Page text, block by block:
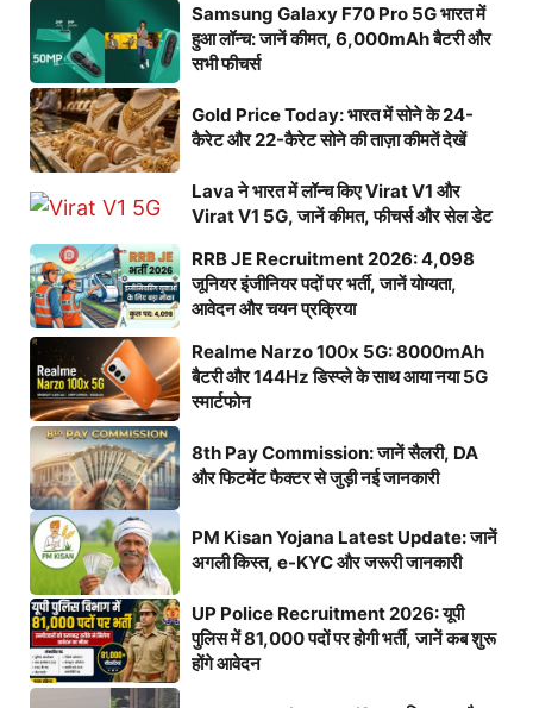
Samsung Galaxy F70 Pro 5G भारत में
हुआ लॉन्च: जानें कीमत, 6,000mAh बैटरी और
सभी फीचर्स
Gold Price Today: भारत में सोने के 24-
कैरेट और 22-कैरेट सोने की ताज़ा कीमतें देखें
Lava ने भारत में लॉन्च किए Virat V1 और
Virat V1 5G, जानें कीमत, फीचर्स और सेल डेट
RRB JE Recruitment 2026: 4,098
जूनियर इंजीनियर पदों पर भर्ती, जानें योग्यता,
आवेदन और चयन प्रक्रिया
Realme Narzo 100x 5G: 8000mAh
बैटरी और 144Hz डिस्प्ले के साथ आया नया 5G
स्मार्टफोन
8th Pay Commission: जानें सैलरी, DA
और फिटमेंट फैक्टर से जुड़ी नई जानकारी
PM Kisan Yojana Latest Update: जानें
अगली किस्त, e-KYC और जरूरी जानकारी
UP Police Recruitment 2026: यूपी
पुलिस में 81,000 पदों पर होगी भर्ती, जानें कब शुरू
होंगे आवेदन